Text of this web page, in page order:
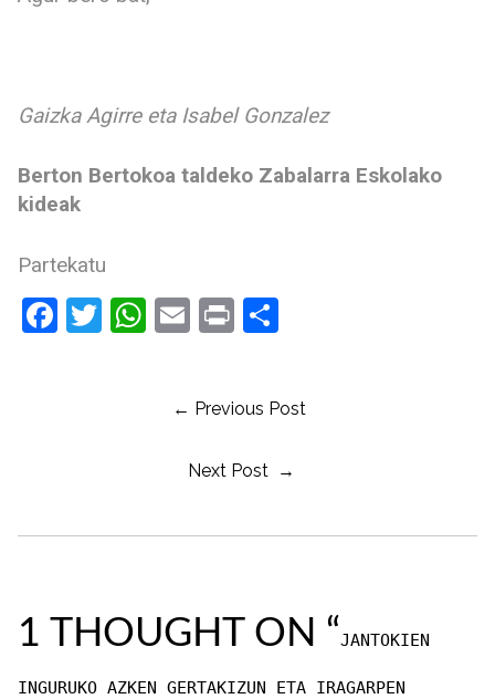
Gaizka Agirre eta Isabel Gonzalez
Berton Bertokoa taldeko Zabalarra Eskolako
kideak
Partekatu
Facebook
Twitter
WhatsApp
Email
PrintShare
← Previous Post
Next Post →
1 THOUGHT ON “JANTOKIEN
INGURUKO AZKEN GERTAKIZUN ETA IRAGARPEN